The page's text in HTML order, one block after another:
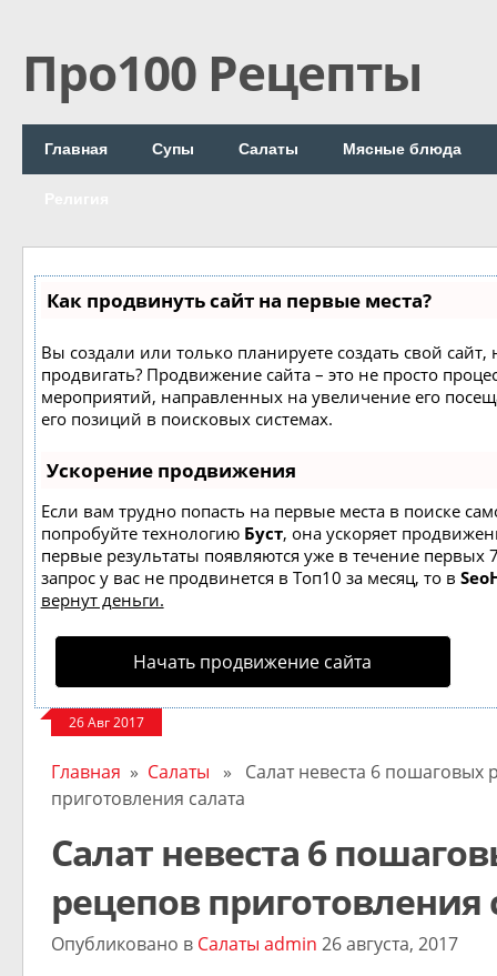
Про100 Рецепты
Главная Супы Салаты Мясные блюда
Как продвинуть сайт на первые места?
Вы создали или только планируете создать свой сайт,
продвигать? Продвижение сайта – это не просто
мероприятий, направленных на увеличение его
его позиций в поисковых системах.
Ускорение продвижения
Если вам трудно попасть на первые места в поиске
попробуйте технологию Буст, она ускоряет
первые результаты появляются уже в течение первых
запрос у вас не продвинется в Топ10 за месяц, то в
вернут деньги.
Начать продвижение сайта
26 Авг 2017
Главная » Салаты » Салат невеста 6 пошаговых
приготовления салата
Салат невеста 6
рецепов приготовления
Опубликовано в Салаты admin 26 августа, 2017